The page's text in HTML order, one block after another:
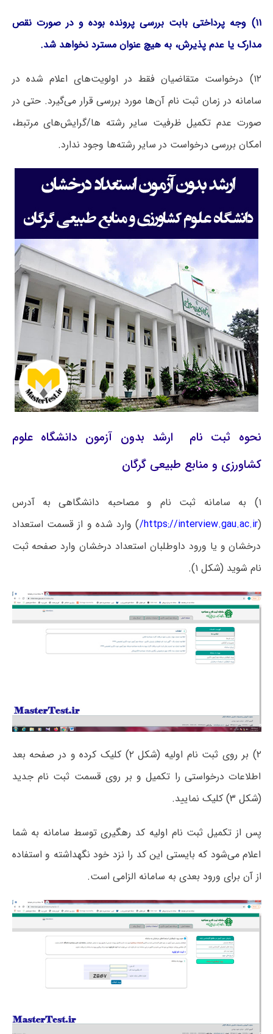
۱۱) وجه پرداختی بابت بررسی پرونده بوده و در صورت نقص
مدارک یا عدم پذیرش، به هیچ عنوان مسترد نخواهد شد.
۱۲) درخواست متقاضیان فقط در اولویت‌های اعلام شده در
سامانه در زمان ثبت نام آن‌ها مورد بررسی قرار می‌گیرد. حتی در
صورت‌ عدم تکمیل ظرفیت سایر رشته ها/گرایش‌های مرتبط،
امکان بررسی درخواست در سایر رشته‌ها وجود ندارد.
نحوه ثبت نام ارشد بدون آزمون دانشگاه علوم
کشاورزی و منابع طبیعی گرگان
۱) به سامانه ثبت نام و مصاحبه دانشگاهی به آدرس
(
https://interview.gau.ac.ir/ ) وارد شده و از قسمت استعداد
درخشان و یا ورود داوطلبان استعداد درخشان وارد صفحه ثبت
نام شوید (شکل ۱).
۲) بر روی ثبت نام اولیه (شکل ۲) کلیک کرده و در صفحه بعد
اطلاعات درخواستی را تکمیل و بر روی قسمت ثبت نام جدید
(شکل ۳) کلیک نمایید.
پس از تکمیل ثبت نام اولیه کد رهگیری توسط سامانه به شما
اعلام می‌شود که بایستی این کد را نزد خود نگهداشته و استفاده
از آن برای ورود بعدی به سامانه الزامی است.